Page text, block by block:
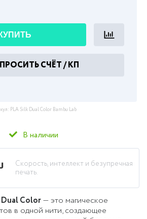
В наличии
Скорость, интеллект и безупречная
печать.
Dual Color— это магическое
в одной нити, создающее
КУПИТЬ
СЧЁТ / КП
PLA Silk Dual Color Bambu Lab